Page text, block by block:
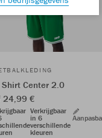
Shirt Center 2.0
24,99 €
Verkrijgbaar
in 6
verschillende
kleuren